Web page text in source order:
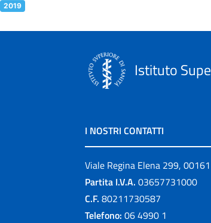
2019
Istituto
I NOSTRI CONTATTI
Viale Regina Elena 299,
Partita I.V.A. 03657731000
C.F. 80211730587
Telefono: 06 4990 1